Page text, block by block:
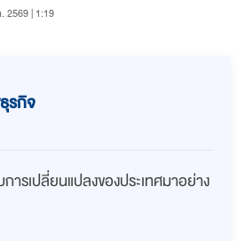
2569 | 1:19
รกิจ
รเปลี่ยนแปลงของประเทศมาอย่าง